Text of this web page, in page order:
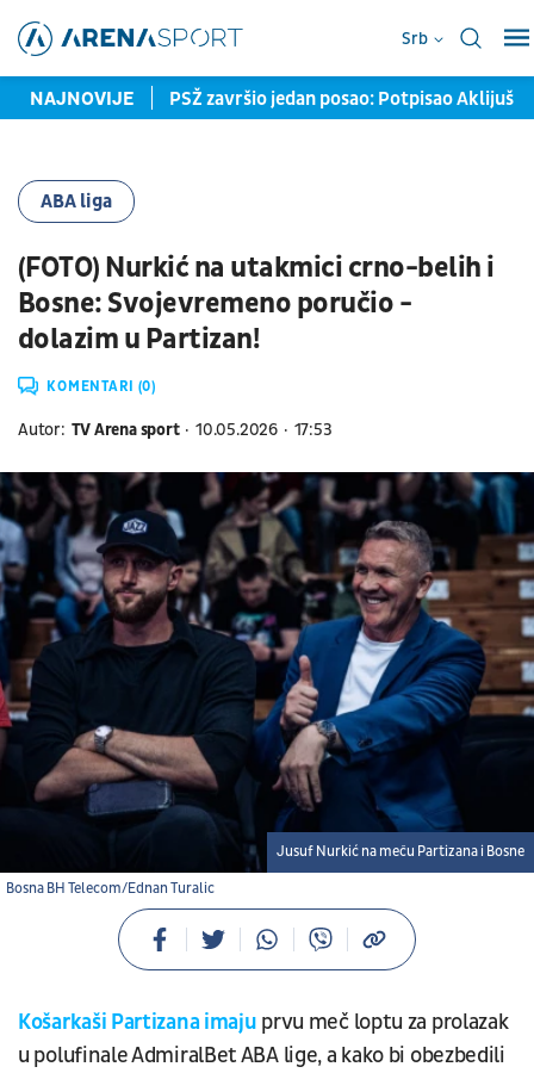
Srb
NAJNOVIJE
kraće mečeve PSŽ završio jedan posao: Potpisao Aklijuš
ABA liga
(FOTO) Nurkić na utakmici crno-belih i
Bosne: Svojevremeno poručio -
dolazim u Partizan!
KOMENTARI (0)
Autor: TV Arena sport 10.05.2026 17:53
Bosna BH Telecom/Ednan Turalic
Jusuf Nurkić na meču Partizana i Bosne
Košarkaši Partizana imaju prvu meč loptu za prolazak
u polufinale AdmiralBet ABA lige, a kako bi obezbedili